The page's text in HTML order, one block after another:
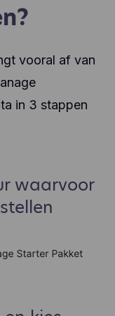
vooral af van
in 3 stappen
waarvoor